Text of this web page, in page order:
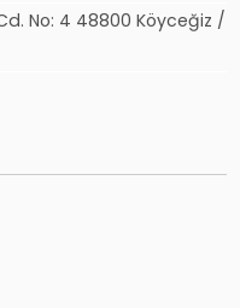
No: 4 48800 Köyceğiz /